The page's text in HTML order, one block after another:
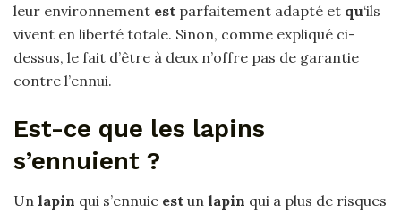
leur environnement est parfaitement adapté et qu‘ils
vivent en liberté totale. Sinon, comme expliqué ci-
dessus, le fait d’être à deux n’offre pas de garantie
contre l’ennui.
Est-ce que les lapins
s’ennuient ?
Un lapin qui s’ennuie est un lapin qui a plus de risques